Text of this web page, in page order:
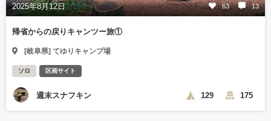
2025年8月12日 63 13
帰省からの戻りキャンツー旅①
[岐阜県] てゆりキャンプ場
ソロ 区画サイト
週末スナフキン 129 175